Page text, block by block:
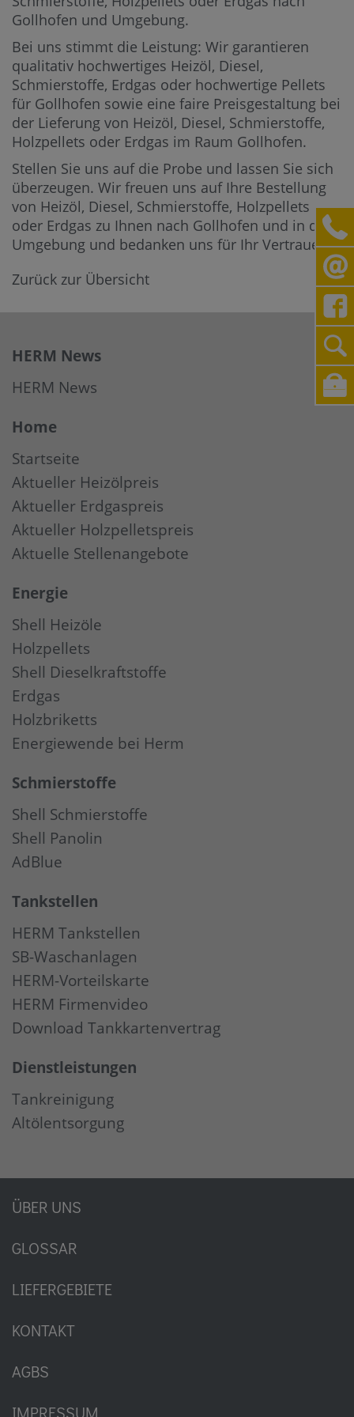
Gollhofen und Umgebung.
Bei uns stimmt die Leistung: Wir garantieren
qualitativ hochwertiges Heizöl, Diesel,
Schmierstoffe, Erdgas oder hochwertige Pellets
für Gollhofen sowie eine faire Preisgestaltung bei
der Lieferung von Heizöl, Diesel, Schmierstoffe,
Holzpellets oder Erdgas im Raum Gollhofen.
Stellen Sie uns auf die Probe und lassen Sie sich
überzeugen. Wir freuen uns auf Ihre Bestellung
von Heizöl, Diesel, Schmierstoffe, Holzpellets
oder Erdgas zu Ihnen nach Gollhofen und in die
Umgebung und bedanken uns für Ihr Vertrauen.
Zurück zur Übersicht
HERM News
HERM News
Home
Startseite
Aktueller Heizölpreis
Aktueller Erdgaspreis
Aktueller Holzpelletspreis
Aktuelle Stellenangebote
Energie
Shell Heizöle
Holzpellets
Shell Dieselkraftstoffe
Erdgas
Holzbriketts
Energiewende bei Herm
Schmierstoffe
Shell Schmierstoffe
Shell Panolin
AdBlue
Tankstellen
HERM Tankstellen
SB-Waschanlagen
HERM-Vorteilskarte
HERM Firmenvideo
Download Tankkartenvertrag
Dienstleistungen
Tankreinigung
Altölentsorgung
ÜBER UNS
GLOSSAR
LIEFERGEBIETE
KONTAKT
AGBS
IMPRESSUM